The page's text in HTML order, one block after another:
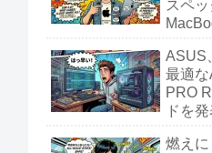
スペ
ASUS
最適な
PRO
ドを
燃えに